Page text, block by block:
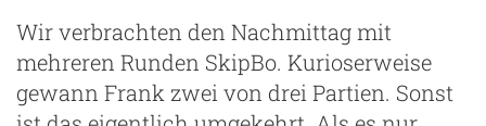
Wir verbrachten den Nachmittag mit
mehreren Runden SkipBo. Kurioserweise
gewann Frank zwei von drei Partien. Sonst